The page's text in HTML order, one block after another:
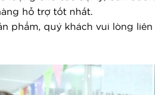
hỗ trợ tốt nhất.
phẩm, quý khách vui lòng